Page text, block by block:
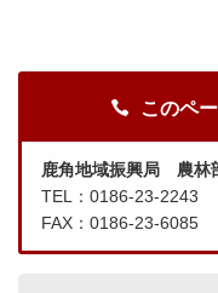
このペ
鹿角地域振興局 農
TEL：0186-23-2243
FAX：0186-23-6085